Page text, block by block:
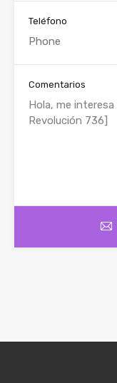
Teléfono
Comentarios